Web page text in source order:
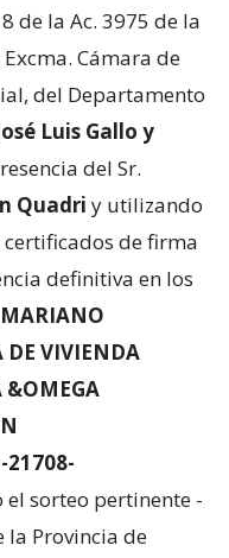
de la Ac. 3975 de la
Excma. Cámara de
del Departamento
Luis Gallo y
del Sr.
Quadri y utilizando
de firma
definitiva en los
DE VIVIENDA
&OMEGA
21708-
sorteo pertinente -
la Provincia de